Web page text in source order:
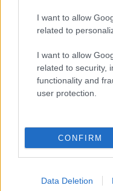
I want to allow
related to
I want to allow
related to security,
functionality and
user protection.
CONFIRM
Data Deletion
Bajban a TV2
Sztárban Sztár
2024. október 07.
És nemcsak a nagy